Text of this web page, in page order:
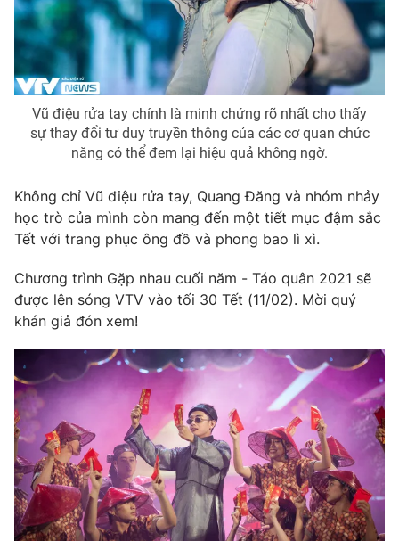
Vũ điệu rửa tay chính là minh chứng rõ nhất cho thấy
sự thay đổi tư duy truyền thông của các cơ quan chức
năng có thể đem lại hiệu quả không ngờ.
Không chỉ Vũ điệu rửa tay, Quang Đăng và nhóm nhảy
học trò của mình còn mang đến một tiết mục đậm sắc
Tết với trang phục ông đồ và phong bao lì xì.
Chương trình Gặp nhau cuối năm - Táo quân 2021 sẽ
được lên sóng VTV vào tối 30 Tết (11/02). Mời quý
khán giả đón xem!